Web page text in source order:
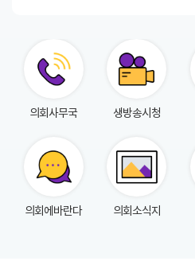
자
여
의회사무국 생방송시청
의회에바란다 의회소식지